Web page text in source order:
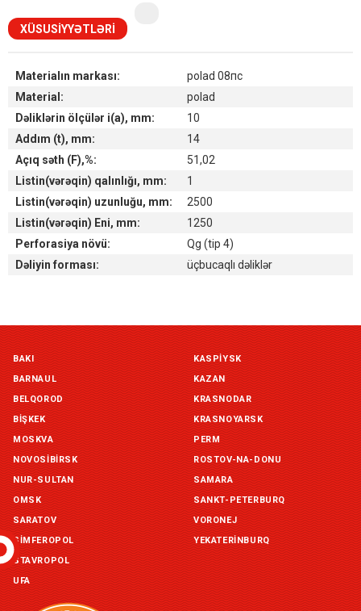
XÜSUSIYYƏTLƏRI
Materialın markası:
polad 08пс
Material:
polad
Dəliklərin ölçülər i(a), mm:
10
Addım (t), mm:
14
Açıq səth (F),%:
51,02
Listin(vərəqin) qalınlığı, mm:
1
Listin(vərəqin) uzunluğu, mm:
2500
Listin(vərəqin) Eni, mm:
1250
Perforasiya növü:
Qg (tip 4)
Dəliyin forması:
üçbucaqlı dəliklər
Симферополь склад (г. Симферополь, ул. Монтажная, 33а)
in stock:not in stock
Склад ГП и товаров (г. Воронеж, ул. Красный Октябрь, 1а, )
in stock:not in stock
Склад Екатеринбург (г. Екатеринбург, ул. Бисертская, д.1)
in stock:not in stock
Склад Казань (г. Казань, ул. Родины, д. 2)
in stock:not in stock
Склад Уфа (г. Уфа, ул. Центральная, д. 19Б )
in stock:not in stock
BAKI
BARNAUL
BELQOROD
BIŞKEK
KASPIYSK
KAZAN
KRASNODAR
KRASNOYARSK
MOSKVA
NOVOSIBIRSK
NUR-SULTAN
OMSK
PERM
ROSTOV-NA-DONU
SAMARA
SANKT-PETERBURQ
SARATOV
SIMFEROPOL
STAVROPOL
UFA
VORONEJ
YEKATERINBURQ